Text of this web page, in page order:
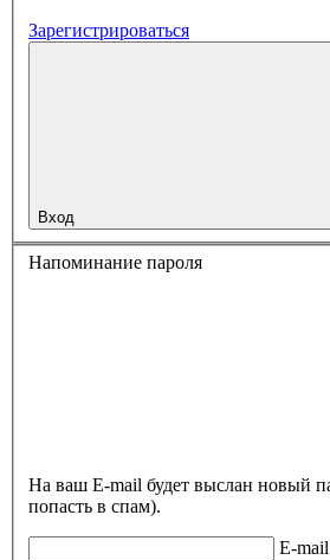
Зарегистрироваться
Вход
Напоминание пароля
На ваш E-mail будет выслан новый
попасть в спам).
E-